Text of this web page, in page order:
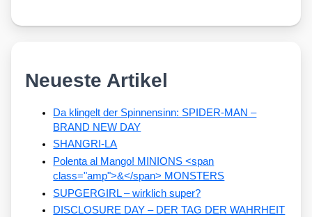
Neueste Artikel
Da klingelt der Spinnensinn: SPIDER-MAN –
BRAND NEW DAY
SHANGRI-LA
Polenta al Mango! MINIONS <span
class="amp">&</span> MONSTERS
SUPGERGIRL – wirklich super?
DISCLOSURE DAY – DER TAG DER WAHRHEIT